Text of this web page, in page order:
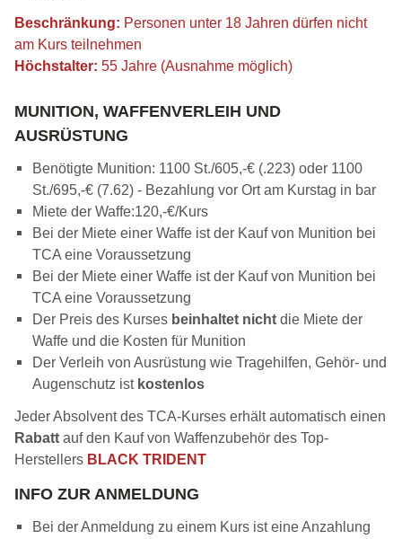
Beschränkung: Personen unter 18 Jahren dürfen nicht
am Kurs teilnehmen
Höchstalter: 55 Jahre (Ausnahme möglich)
MUNITION, WAFFENVERLEIH UND
AUSRÜSTUNG
Benötigte Munition: 1100 St./605,-€ (.223) oder 1100
St./695,-€ (7.62) - Bezahlung vor Ort am Kurstag in bar
Miete der Waffe:120,-€/Kurs
Bei der Miete einer Waffe ist der Kauf von Munition bei
TCA eine Voraussetzung
Bei der Miete einer Waffe ist der Kauf von Munition bei
TCA eine Voraussetzung
Der Preis des Kurses beinhaltet nicht die Miete der
Waffe und die Kosten für Munition
Der Verleih von Ausrüstung wie Tragehilfen, Gehör- und
Augenschutz ist kostenlos
Jeder Absolvent des TCA-Kurses erhält automatisch einen
Rabatt auf den Kauf von Waffenzubehör des Top-
Herstellers BLACK TRIDENT
INFO ZUR ANMELDUNG
Bei der Anmeldung zu einem Kurs ist eine Anzahlung